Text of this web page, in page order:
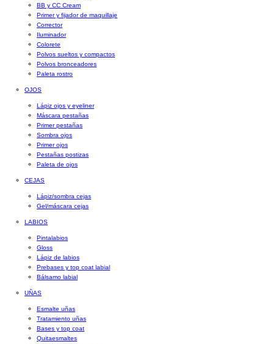
BB y CC Cream
Primer y fijador de maquillaje
Corrector
Iluminador
Colorete
Polvos sueltos y compactos
Polvos bronceadores
Paleta rostro
OJOS
Lápiz ojos y eyeliner
Máscara pestañas
Primer pestañas
Sombra ojos
Primer ojos
Pestañas postizas
Paleta de ojos
CEJAS
Lápiz/sombra cejas
Gel/máscara cejas
LABIOS
Pintalabios
Gloss
Lápiz de labios
Prebases y top coat labial
Bálsamo labial
UÑAS
Esmalte uñas
Tratamiento uñas
Bases y top coat
Quitaesmaltes